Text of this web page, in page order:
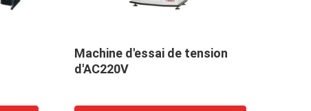
Machine d'essai de tension
d'AC220V